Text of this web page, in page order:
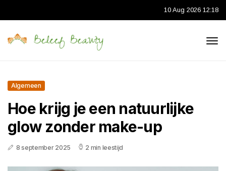
10 Aug 2026 12:18
Algemeen
Hoe krijg je een natuurlijke
glow zonder make-up
8 september 2025 2 min leestijd